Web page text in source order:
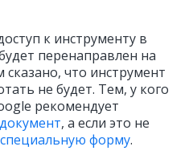
к инструменту в
перенаправлен на
что инструмент
не будет. Тем, у кого
рекомендует
, а если это не
специальную форму.